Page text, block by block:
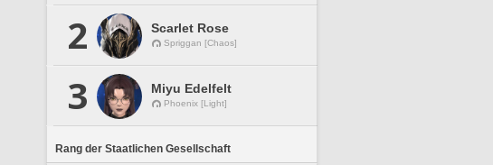
2 Scarlet Rose
Spriggan [Chaos]
3 Miyu Edelfelt
Phoenix [Light]
Rang der Staatlichen Gesellschaft